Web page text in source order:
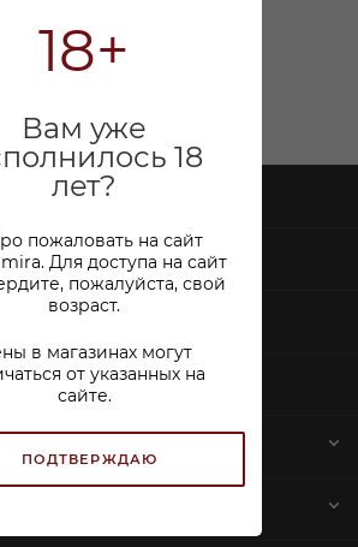
18+
Вам уже
18
лет?
пожаловать на сайт
Для доступа на сайт
пожалуйста, свой
возраст.
в магазинах могут
от указанных на
сайте.
ПОДТВЕРЖДАЮ
ни на одном из